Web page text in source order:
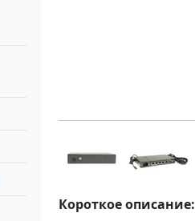
Короткое описание: